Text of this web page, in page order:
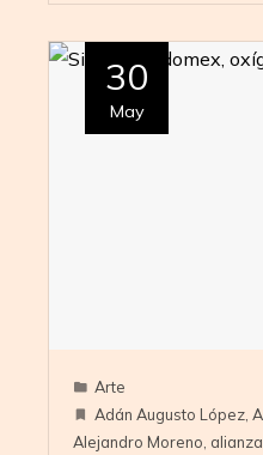
30
May
Arte
Adán Augusto López
Alejandro Moreno